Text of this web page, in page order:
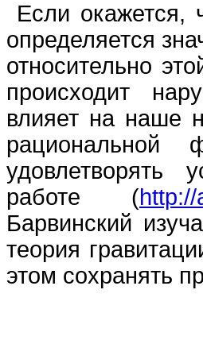
Если окажется,
определяется
относительно
происходит
влияет на наше
рациональной
удовлетворять
работе (
Барвинский
теория
этом сохранять